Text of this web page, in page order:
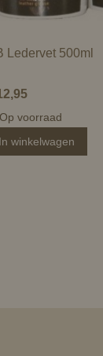
Ledervet 500ml
Op voorraad
In winkelwagen